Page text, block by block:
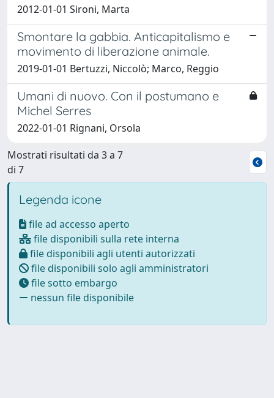
2012-01-01 Sironi, Marta
Smontare la gabbia. Anticapitalismo e
movimento di liberazione animale.
2019-01-01 Bertuzzi, Niccolò; Marco, Reggio
Umani di nuovo. Con il postumano e
Michel Serres
2022-01-01 Rignani, Orsola
Mostrati risultati da 3 a 7
di 7
Legenda icone
file ad accesso aperto
file disponibili sulla rete interna
file disponibili agli utenti autorizzati
file disponibili solo agli amministratori
file sotto embargo
nessun file disponibile